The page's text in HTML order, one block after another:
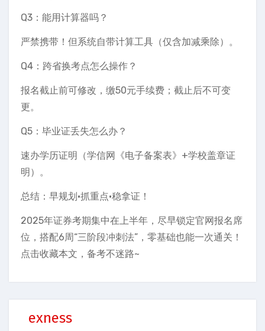
Q3：能用计算器吗？
严禁携带！但系统自带计算工具（仅含加减乘除）。
Q4：跨省换考点怎么操作？
报名截止前可修改，缴50元手续费；截止后不可变
更。
Q5：毕业证丢失怎么办？
速办学历证明（学信网《电子备案表》+学校盖章证
明）。
总结：早规划·抓重点·稳拿证！
2025年证券考期集中在上半年，尽早锁定官网报名席
位，搭配6周“三阶段冲刺法”，零基础也能一次通关！
点击收藏本文，备考不迷路~
exness